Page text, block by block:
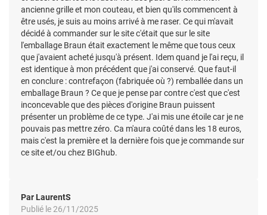
ancienne grille et mon couteau, et bien qu'ils commencent à
être usés, je suis au moins arrivé à me raser. Ce qui m'avait
décidé à commander sur le site c'était que sur le site
l'emballage Braun était exactement le même que tous ceux
que j'avaient acheté jusqu'à présent. Idem quand je l'ai reçu, il
est identique à mon précédent que j'ai conservé. Que faut-il
en conclure : contrefaçon (fabriquée où ?) remballée dans un
emballage Braun ? Ce que je pense par contre c'est que c'est
inconcevable que des pièces d'origine Braun puissent
présenter un problème de ce type. J'ai mis une étoile car je ne
pouvais pas mettre zéro. Ca m'aura coûté dans les 18 euros,
mais c'est la première et la dernière fois que je commande sur
ce site et/ou chez BIGhub.
Par LaurentS
Publié le 26/11/2025